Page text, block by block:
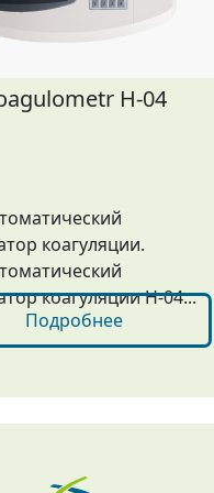
H-04
коагуляции.
коагуляции H-04...
Подробнее